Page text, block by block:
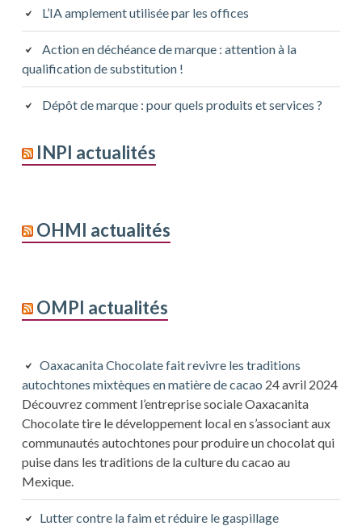
L’IA amplement utilisée par les offices
Action en déchéance de marque : attention à la
qualification de substitution !
Dépôt de marque : pour quels produits et services ?
INPI actualités
OHMI actualités
OMPI actualités
Oaxacanita Chocolate fait revivre les traditions
autochtones mixtèques en matière de cacao 24 avril 2024
Découvrez comment l’entreprise sociale Oaxacanita
Chocolate tire le développement local en s’associant aux
communautés autochtones pour produire un chocolat qui
puise dans les traditions de la culture du cacao au
Mexique.
Lutter contre la faim et réduire le gaspillage